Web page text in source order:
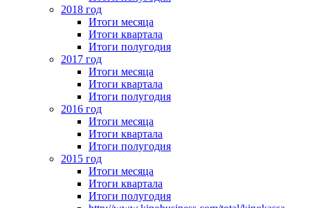
2018 год
Итоги месяца
Итоги квартала
Итоги полугодия
2017 год
Итоги месяца
Итоги квартала
Итоги полугодия
2016 год
Итоги месяца
Итоги квартала
Итоги полугодия
2015 год
Итоги месяца
Итоги квартала
Итоги полугодия